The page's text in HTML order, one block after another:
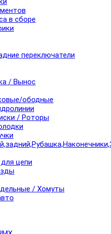
в сборе
переключатели
/ Вынос
ободные
/ Роторы
цепи
/ Хомуты